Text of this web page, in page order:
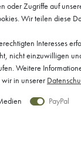
oder Zugriffe auf
Wir teilen diese
Interesses
nicht einzuwilligen
Weitere
in unserer
PayPal